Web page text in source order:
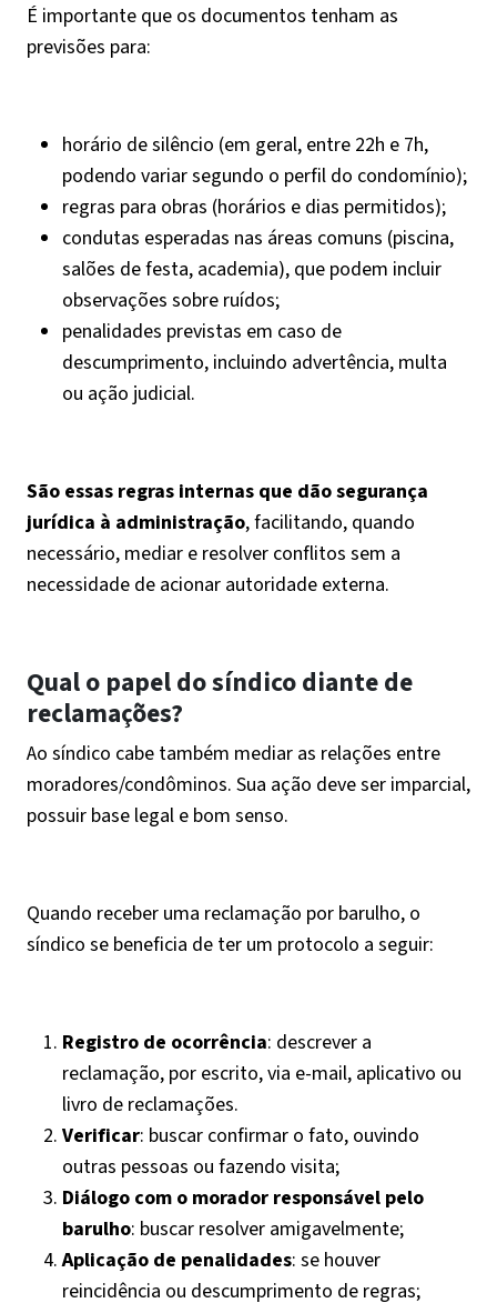
É importante que os documentos tenham as
previsões para:
horário de silêncio (em geral, entre 22h e 7h,
podendo variar segundo o perfil do condomínio);
regras para obras (horários e dias permitidos);
condutas esperadas nas áreas comuns (piscina,
salões de festa, academia), que podem incluir
observações sobre ruídos;
penalidades previstas em caso de
descumprimento, incluindo advertência, multa
ou ação judicial.
São essas regras internas que dão segurança
jurídica à administração, facilitando, quando
necessário, mediar e resolver conflitos sem a
necessidade de acionar autoridade externa.
Qual o papel do síndico diante de
reclamações?
Ao síndico cabe também mediar as relações entre
moradores/condôminos. Sua ação deve ser imparcial,
possuir base legal e bom senso.
Quando receber uma reclamação por barulho, o
síndico se beneficia de ter um protocolo a seguir:
Registro de ocorrência: descrever a
reclamação, por escrito, via e-mail, aplicativo ou
livro de reclamações.
Verificar: buscar confirmar o fato, ouvindo
outras pessoas ou fazendo visita;
Diálogo com o morador responsável pelo
barulho: buscar resolver amigavelmente;
Aplicação de penalidades: se houver
reincidência ou descumprimento de regras;